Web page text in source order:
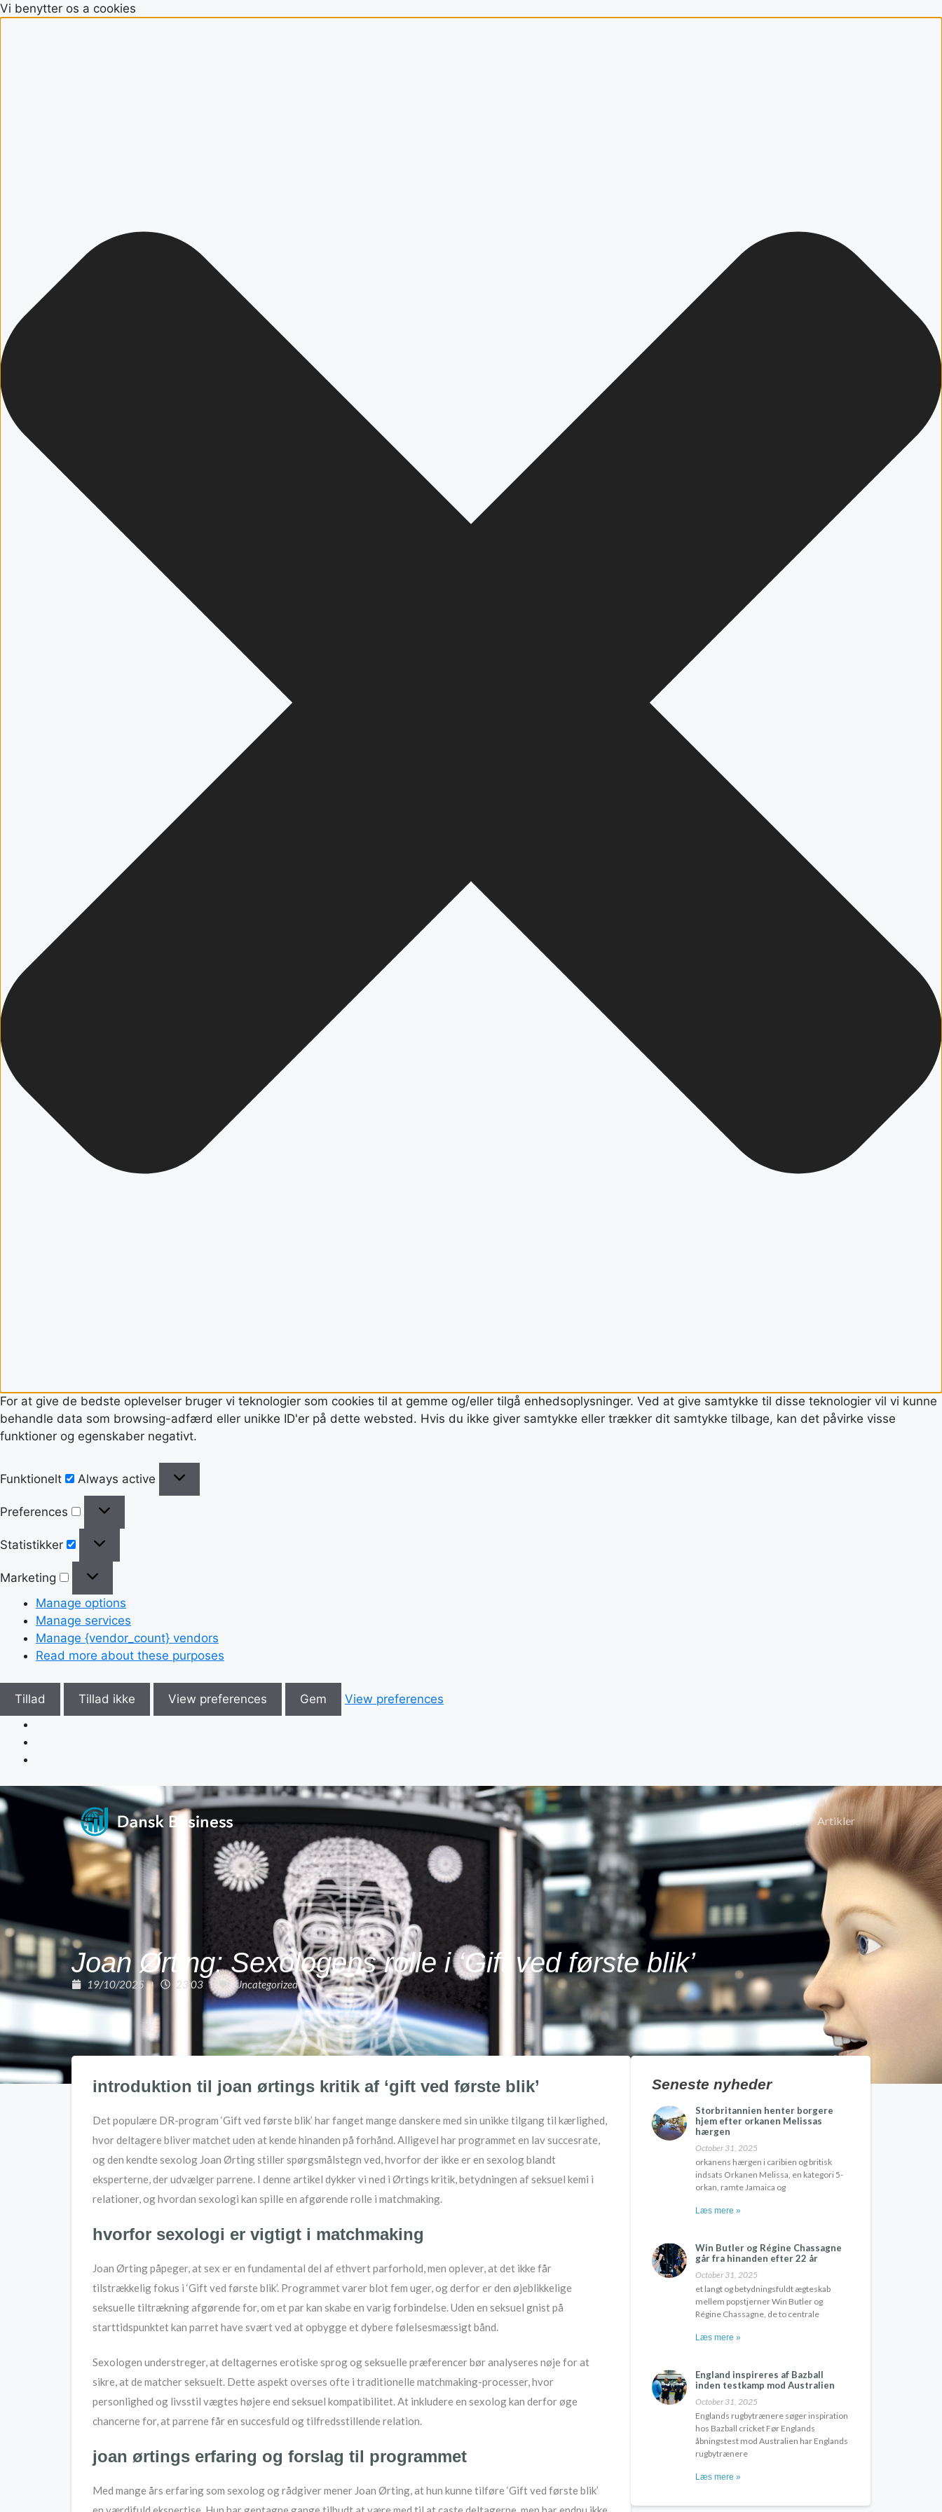
Vi benytter os a cookies
For at give de bedste oplevelser bruger vi teknologier som cookies til at gemme og/eller tilgå enhedsoplysninger. Ved at give samtykke til disse teknologier vil vi kunne
behandle data som browsing-adfærd eller unikke ID'er på dette websted. Hvis du ikke giver samtykke eller trækker dit samtykke tilbage, kan det påvirke visse
funktioner og egenskaber negativt.
Funktionelt Always active
Preferences
Statistikker
Marketing
Manage options
Manage services
Manage {vendor_count} vendors
Read more about these purposes
Tillad Tillad ikke View preferences Gem View preferences
Forside Artikler
Joan Ørting: Sexologens rolle i ‘Gift ved første blik’
19/10/2025 23:03 Uncategorized
introduktion til joan ørtings kritik af ‘gift ved første blik’
Det populære DR-program ‘Gift ved første blik’ har fanget mange danskere med sin unikke tilgang til kærlighed,
hvor deltagere bliver matchet uden at kende hinanden på forhånd. Alligevel har programmet en lav succesrate,
og den kendte sexolog Joan Ørting stiller spørgsmålstegn ved, hvorfor der ikke er en sexolog blandt
eksperterne, der udvælger parrene. I denne artikel dykker vi ned i Ørtings kritik, betydningen af seksuel kemi i
relationer, og hvordan sexologi kan spille en afgørende rolle i matchmaking.
hvorfor sexologi er vigtigt i matchmaking
Joan Ørting påpeger, at sex er en fundamental del af ethvert parforhold, men oplever, at det ikke får
tilstrækkelig fokus i ‘Gift ved første blik’. Programmet varer blot fem uger, og derfor er den øjeblikkelige
seksuelle tiltrækning afgørende for, om et par kan skabe en varig forbindelse. Uden en seksuel gnist på
starttidspunktet kan parret have svært ved at opbygge et dybere følelsesmæssigt bånd.
Sexologen understreger, at deltagernes erotiske sprog og seksuelle præferencer bør analyseres nøje for at
sikre, at de matcher seksuelt. Dette aspekt overses ofte i traditionelle matchmaking-processer, hvor
personlighed og livsstil vægtes højere end seksuel kompatibilitet. At inkludere en sexolog kan derfor øge
chancerne for, at parrene får en succesfuld og tilfredsstillende relation.
joan ørtings erfaring og forslag til programmet
Med mange års erfaring som sexolog og rådgiver mener Joan Ørting, at hun kunne tilføre ‘Gift ved første blik’
Seneste nyheder
Storbritannien henter borgere
hjem efter orkanen Melissas
hærgen
October 31, 2025
orkanens hærgen i caribien og britisk
indsats Orkanen Melissa, en kategori 5-
orkan, ramte Jamaica og
Læs mere »
Win Butler og Régine Chassagne
går fra hinanden efter 22 år
October 31, 2025
et langt og betydningsfuldt ægteskab
mellem popstjerner Win Butler og
Régine Chassagne, de to centrale
Læs mere »
England inspireres af Bazball
inden testkamp mod Australien
October 31, 2025
Englands rugbytrænere søger inspiration
hos Bazball cricket Før Englands
åbningstest mod Australien har Englands
rugbytrænere
Læs mere »